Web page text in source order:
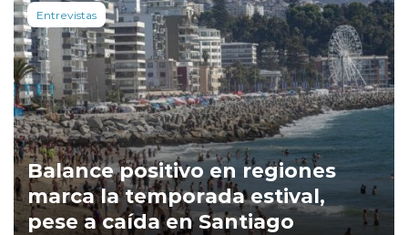
Entrevistas
Balance positivo en regiones
marca la temporada estival,
pese a caída en Santiago